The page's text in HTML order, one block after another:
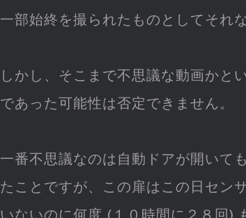
一部始終を撮られたものとしてそれ
しかし、そこまで不思議な動画かと
であった可能性は否定できません。
一番不思議なのは自動ドアが開いて
たことですが、この扉はこの日セン
いないのに何度 (１０時間に２８回)